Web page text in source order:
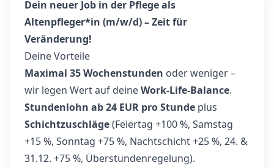
Dein neuer Job in der Pflege als
Altenpfleger*in (m/w/d) – Zeit für
Veränderung!
Deine Vorteile
Maximal 35 Wochenstunden oder weniger –
wir legen Wert auf deineWork-Life-Balance.
Stundenlohn ab 24 EUR pro Stunde plus
Schichtzuschläge(Feiertag +100 %, Samstag
+15 %, Sonntag +75 %, Nachtschicht +25 %, 24. &
31.12. +75 %, Überstundenregelung).